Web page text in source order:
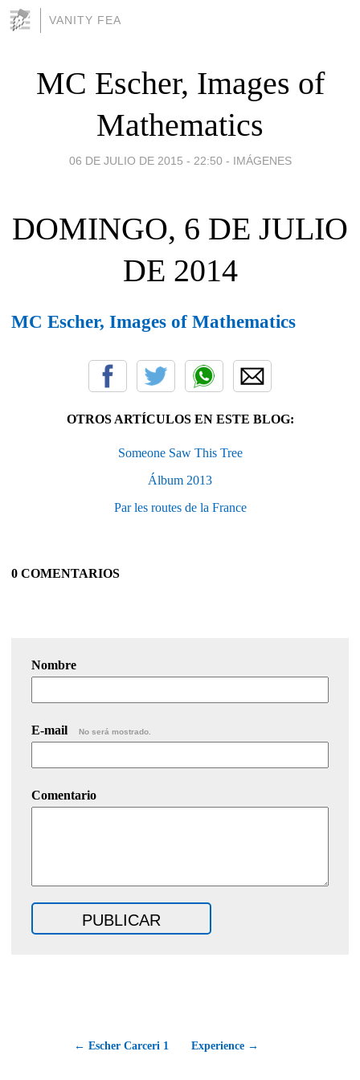
VANITY FEA
MC Escher, Images of
Mathematics
06 DE JULIO DE 2015 - 22:50 - IMÁGENES
DOMINGO, 6 DE JULIO
DE 2014
MC Escher, Images of Mathematics
OTROS ARTÍCULOS EN ESTE BLOG:
Someone Saw This Tree
Álbum 2013
Par les routes de la France
0 COMENTARIOS
Nombre
E-mail No será mostrado.
Comentario
← Escher Carceri 1 Experience →